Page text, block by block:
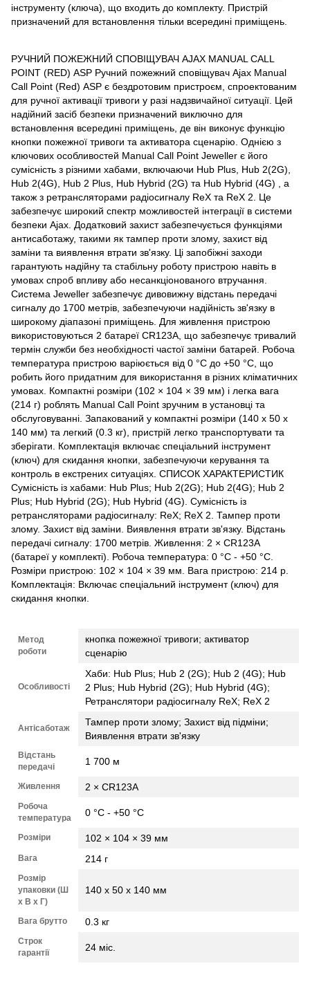
інструменту (ключа), що входить до комплекту. Пристрій
призначений для встановлення тільки всередині приміщень.
РУЧНИЙ ПОЖЕЖНИЙ СПОВІЩУВАЧ AJAX MANUAL CALL
POINT (RED) ASP Ручний пожежний сповіщувач Ajax Manual
Call Point (Red) ASP є бездротовим пристроєм, спроектованим
для ручної активації тривоги у разі надзвичайної ситуації. Цей
надійний засіб безпеки призначений виключно для
встановлення всередині приміщень, де він виконує функцію
кнопки пожежної тривоги та активатора сценарію. Однією з
ключових особливостей Manual Call Point Jeweller є його
сумісність з різними хабами, включаючи Hub Plus, Hub 2(2G),
Hub 2(4G), Hub 2 Plus, Hub Hybrid (2G) та Hub Hybrid (4G) , а
також з ретрансляторами радіосигналу ReX та ReX 2. Це
забезпечує широкий спектр можливостей інтеграції в системи
безпеки Ajax. Додатковий захист забезпечується функціями
антисаботажу, такими як тампер проти злому, захист від
заміни та виявлення втрати зв'язку. Ці запобіжні заходи
гарантують надійну та стабільну роботу пристрою навіть в
умовах спроб впливу або несанкціонованого втручання.
Система Jeweller забезпечує дивовижну відстань передачі
сигналу до 1700 метрів, забезпечуючи надійність зв'язку в
широкому діапазоні приміщень. Для живлення пристрою
використовуються 2 батареї CR123A, що забезпечує тривалий
термін служби без необхідності частої заміни батарей. Робоча
температура пристрою варіюється від 0 °C до +50 °C, що
робить його придатним для використання в різних кліматичних
умовах. Компактні розміри (102 × 104 × 39 мм) і легка вага
(214 г) роблять Manual Call Point зручним в установці та
обслуговуванні. Запакований у компактні розміри (140 x 50 x
140 мм) та легкий (0.3 кг), пристрій легко транспортувати та
зберігати. Комплектація включає спеціальний інструмент
(ключ) для скидання кнопки, забезпечуючи керування та
контроль в екстрених ситуаціях. СПИСОК ХАРАКТЕРИСТИК
Сумісність із хабами: Hub Plus; Hub 2(2G); Hub 2(4G); Hub 2
Plus; Hub Hybrid (2G); Hub Hybrid (4G). Сумісність із
ретрансляторами радіосигналу: ReX; ReX 2. Тампер проти
злому. Захист від заміни. Виявлення втрати зв'язку. Відстань
передачі сигналу: 1700 метрів. Живлення: 2 × CR123A
(батареї у комплекті). Робоча температура: 0 °C - +50 °C.
Розміри пристрою: 102 × 104 × 39 мм. Вага пристрою: 214 р.
Комплектація: Включає спеціальний інструмент (ключ) для
скидання кнопки.
Метод
роботи
кнопка пожежної тривоги; активатор
сценарію
Особливості
Хаби: Hub Plus; Hub 2 (2G); Hub 2 (4G); Hub
2 Plus; Hub Hybrid (2G); Hub Hybrid (4G);
Ретранслятори радіосигналу ReX; ReX 2
Антісаботаж
Тампер проти злому; Захист від підміни;
Виявлення втрати зв'язку
Відстань
передачі
1 700 м
Живлення 2 × CR123A
Робоча
температура
0 °C - +50 °C
Розміри 102 × 104 × 39 мм
Вага 214 г
Розмір
упаковки (Ш
х В х Г)
140 x 50 x 140 мм
Вага брутто 0.3 кг
Строк
гарантії
24 міс.